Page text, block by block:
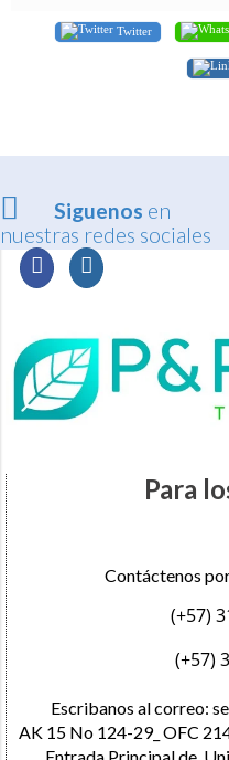
Twitter
Siguenos en
nuestras redes sociales
Para
Contáctenos
(+57)
(+57)
Escribanos al correo:
AK 15 No 124-29_ OFC